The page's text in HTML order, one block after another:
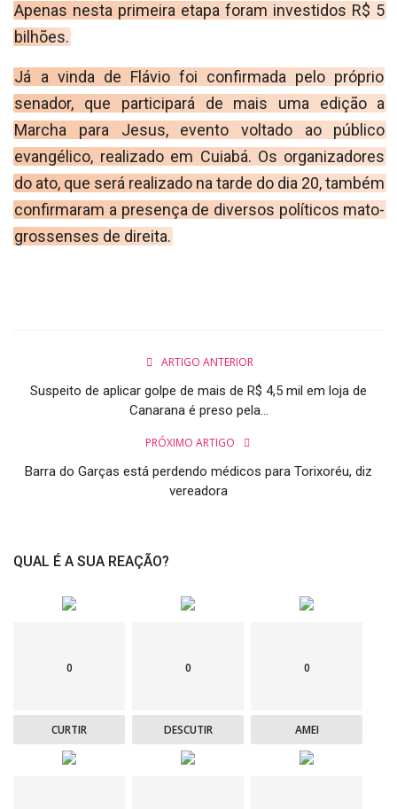
Apenas nesta primeira etapa foram investidos R$ 5
bilhões.
Já a vinda de Flávio foi confirmada pelo próprio
senador, que participará de mais uma edição a
Marcha para Jesus, evento voltado ao público
evangélico, realizado em Cuiabá. Os organizadores
do ato, que será realizado na tarde do dia 20, também
confirmaram a presença de diversos políticos mato-
grossenses de direita.
ARTIGO ANTERIOR
Suspeito de aplicar golpe de mais de R$ 4,5 mil em loja de
Canarana é preso pela...
PRÓXIMO ARTIGO
Barra do Garças está perdendo médicos para Torixoréu, diz
vereadora
QUAL É A SUA REAÇÃO?
0
CURTIR
0
DESCUTIR
0
AMEI